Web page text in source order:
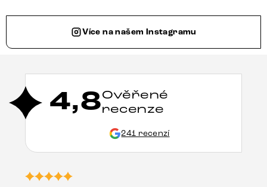
Více na našem Instagramu
4,8Ověřené
recenze
241 recenzí